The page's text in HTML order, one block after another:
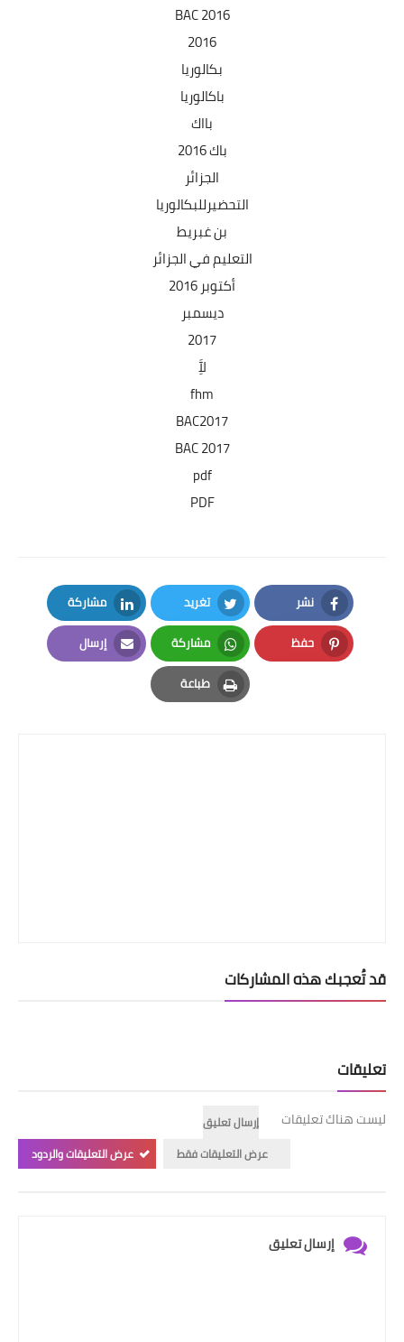
BAC 2016
2016
بكالوريا
باكالوريا
بااك
باك 2016
الجزائر
التحضيرللبكالوريا
بن غبريط
التعليم في الجزائر
أكتوبر 2016
ديسمبر
2017
لآَِ
fhm
BAC2017
BAC 2017
pdf
PDF
نشر
Facebook
تغريد
Twitter
مشاركة
LinkedIn
حفظ
Pinterest
مشاركة
Whatsapp
إرسال
Email
طباعة
Print
قد تُعجبك هذه المشاركات
تعليقات
ليست هناك تعليقات
إرسال تعليق
عرض التعليقات فقط
عرض التعليقات والردود
إرسال تعليق